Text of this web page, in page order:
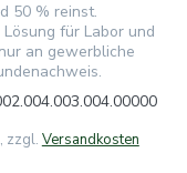
50 % reinst.
für Labor und
an gewerbliche
zzgl. Versandkosten